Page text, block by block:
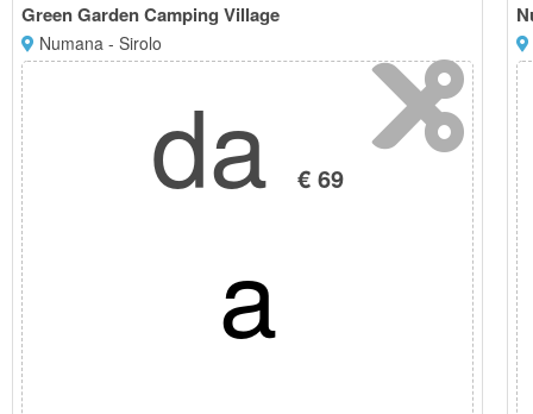
Green Garden Camping Village
Numana - Sirolo
da€ 69
a